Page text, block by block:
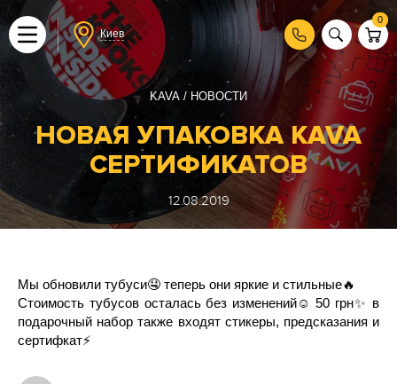
Киев
0
KAVA НОВОСТИ
НОВАЯ УПАКОВКА KAVA
СЕРТИФИКАТОВ
12.08.2019
Мы обновили тубуси🤤 теперь они яркие и стильные🔥
Стоимость тубусов осталась без изменений☺️ 50 грн✨ в
подарочный набор также входят стикеры, предсказания и
сертифкат⚡️